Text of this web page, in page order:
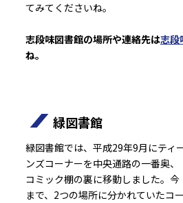
てみてくださいね。
志段味図書館の場所や連絡先は志段
ね。
緑図書館
緑図書館では、平成29年9月にティ
ンズコーナーを中央通路の一番奥、
コミック棚の裏に移動しました。今
まで、2つの場所に分かれていたコー